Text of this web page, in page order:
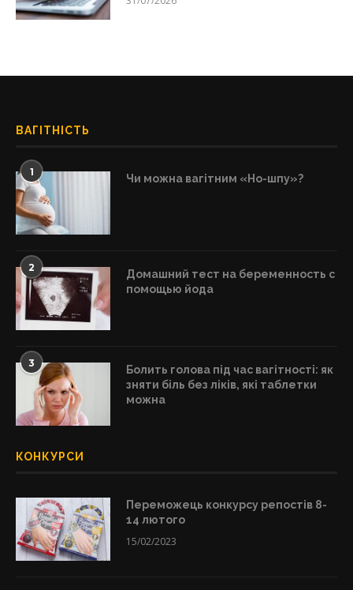
ВАГІТНІСТЬ
1 Чи можна вагітним «Но-шпу»?
2
Домашний тест на беременность с
помощью йода
3
Болить голова під час вагітності: як
зняти біль без ліків, які таблетки
можна
КОНКУРСИ
Переможець конкурсу репостів 8-
14 лютого
15/02/2023